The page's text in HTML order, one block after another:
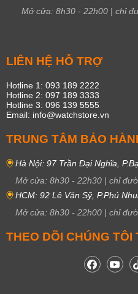
Mở cửa: 8h30 - 22h00 | chỉ
LIÊN HỆ HỖ TRỢ
Hotline 1: 093 189 2222
Hotline 2: 097 189 3333
Hotline 3: 096 139 5555
Email: info@watchstore.vn
TRUNG TÂM BẢO
Hà Nội: 97 Trần Đại Nghĩa,
Mở cửa: 8h30 - 22h30 | chỉ
HCM: 92 Lê Văn Sỹ, P.Phú
Mở cửa: 8h30 - 22h00 | chỉ
THEO DÕI CHÚNG TÔI